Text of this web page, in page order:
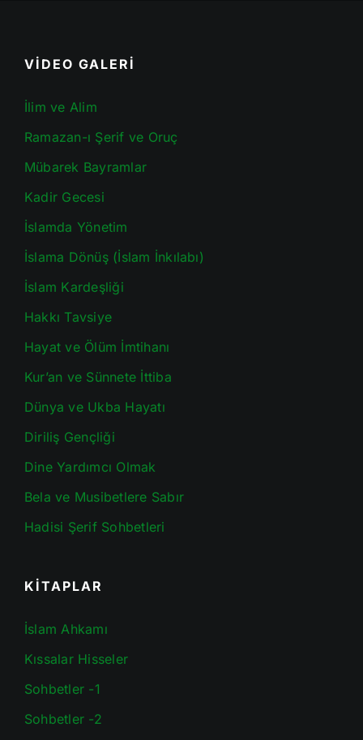
VİDEO GALERİ
İlim ve Alim
Ramazan-ı Şerif ve Oruç
Mübarek Bayramlar
Kadir Gecesi
İslamda Yönetim
İslama Dönüş (İslam İnkılabı)
İslam Kardeşliği
Hakkı Tavsiye
Hayat ve Ölüm İmtihanı
Kur’an ve Sünnete İttiba
Dünya ve Ukba Hayatı
Diriliş Gençliği
Dine Yardımcı Olmak
Bela ve Musibetlere Sabır
Hadisi Şerif Sohbetleri
KİTAPLAR
İslam Ahkamı
Kıssalar Hisseler
Sohbetler -1
Sohbetler -2